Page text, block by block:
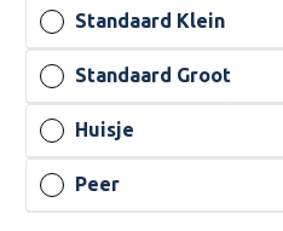
Standaard Klein
Standaard Groot
Huisje
Peer